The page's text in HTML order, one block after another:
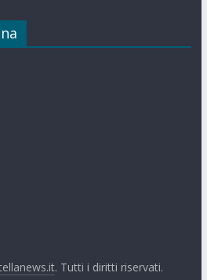
. Tutti i diritti riservati.